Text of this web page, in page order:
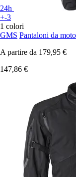
24h
+-3
1 colori
GMS Pantaloni da
A partire da 179,95 €
147,86 €